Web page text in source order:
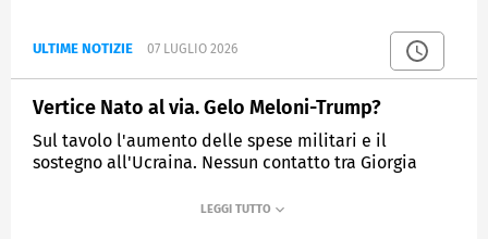
ULTIME NOTIZIE 07 LUGLIO 2026
Vertice Nato al via. Gelo Meloni-Trump?
Sul tavolo l'aumento delle spese militari e il
sostegno all'Ucraina. Nessun contatto tra Giorgia